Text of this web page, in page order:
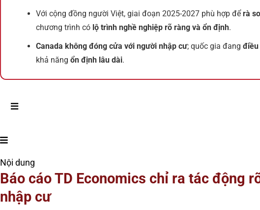
Với cộng đồng người Việt, giai đoạn 2025-2027 phù hợp đểrà
chương trình có lộ trình nghề nghiệp rõ ràng và ổn định.
Canada không đóng cửa với người nhập cư; quốc gia đang điều
khả năng ổn định lâu dài.
Nội dung
Báo cáo TD Economics chỉ ra tác động
nhập cư